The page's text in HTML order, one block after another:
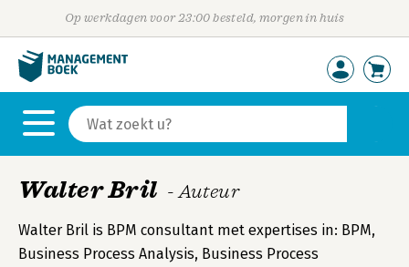
Op werkdagen voor 23:00 besteld, morgen in huis
Walter Bril - Auteur
Walter Bril is BPM consultant met expertises in: BPM,
Business Process Analysis, Business Process